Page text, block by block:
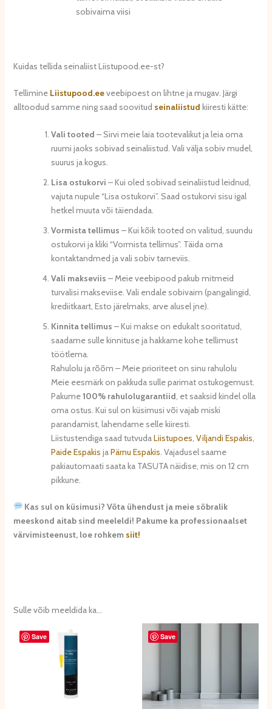
sobivaima viisi
Kuidas tellida seinaliist Liistupood.ee-st?
Tellimine Liistupood.eeveebipoest on lihtne ja mugav. Järgi
alltoodud samme ning saad soovitud seinaliistud kiiresti kätte:
Vali tooted – Sirvi meie laia tootevalikut ja leia oma
ruumi jaoks sobivad seinaliistud. Vali välja sobiv mudel,
suurus ja kogus.
Lisa ostukorvi – Kui oled sobivad seinaliistud leidnud,
vajuta nupule “Lisa ostukorvi”. Saad ostukorvi sisu igal
hetkel muuta või täiendada.
Vormista tellimus – Kui kõik tooted on valitud, suundu
ostukorvi ja kliki “Vormista tellimus”. Täida oma
kontaktandmed ja vali sobiv tarneviis.
Vali makseviis – Meie veebipood pakub mitmeid
turvalisi makseviise. Vali endale sobivaim (pangalingid,
krediitkaart, Esto järelmaks, arve alusel jne).
Kinnita tellimus – Kui makse on edukalt sooritatud,
saadame sulle kinnituse ja hakkame kohe tellimust
töötlema.
Rahulolu ja rõõm – Meie prioriteet on sinu rahulolu
Meie eesmärk on pakkuda sulle parimat ostukogemust.
Pakume100% rahulolugarantiid, et saaksid kindel olla
oma ostus. Kui sul on küsimusi või vajab miski
parandamist, lahendame selle kiiresti.
Liistustendiga saad tutvudaLiistupoes, Viljandi Espakis,
Paide Espakis jaPärnu Espakis. Vajadusel saame
pakiautomaati saata ka TASUTA näidise, mis on 12 cm
pikkune.
Kas sul on küsimusi? Võta ühendust ja meie sõbralik
meeskond aitab sind meeleldi! Pakume ka professionaalset
värvimisteenust, loe rohkem siit!
Sulle võib meeldida ka…
Save Save